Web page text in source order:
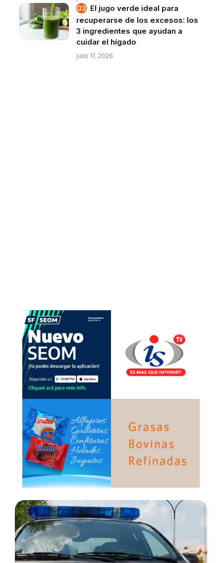
El jugo verde ideal para
recuperarse de los excesos: los
3 ingredientes que ayudan a
cuidar el hígado
julio 17, 2026